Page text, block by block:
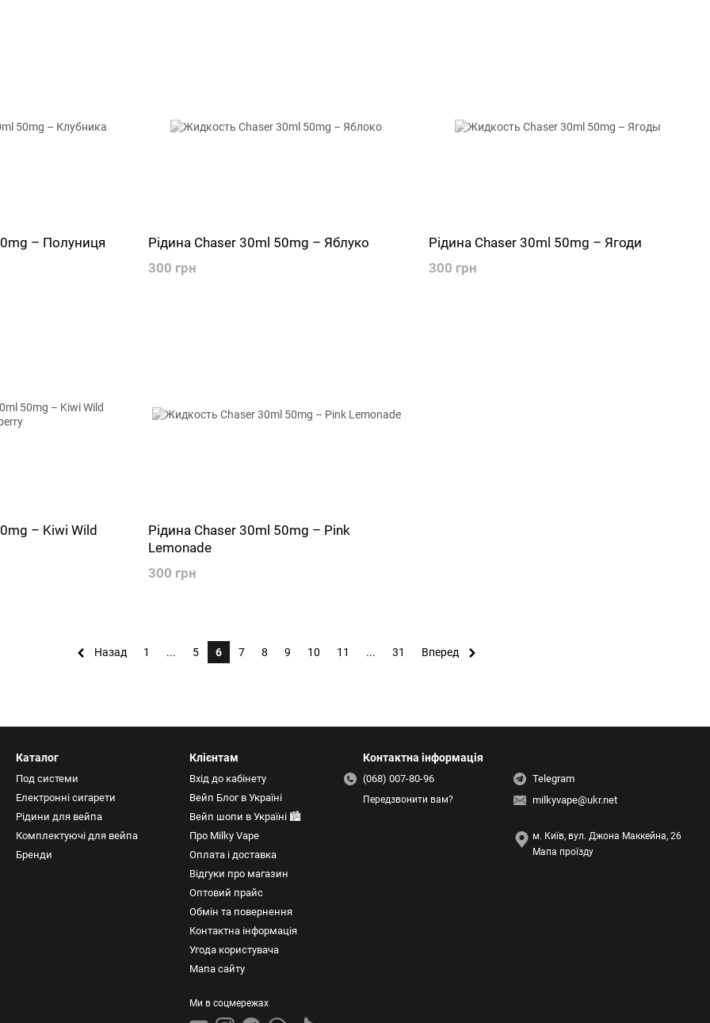
– Полуниця
Рідина Chaser 30ml 50mg – Яблуко
300 грн
Рідина Chaser 30ml 50mg – Ягоди
300 грн
– Kiwi Wild
Рідина Chaser 30ml 50mg – Pink
Lemonade
300 грн
Назад 1 ... 5 6 7 8 9 10 11 ... 31 Вперед
Каталог
Под системи
Електронні сигарети
Рідини для вейпа
Комплектуючі для вейпа
Бренди
Клієнтам
Вхід до кабінету
Вейп Блог в Україні
Вейп шопи в Україні 🏙️
Про Milky Vape
Оплата і доставка
Відгуки про магазин
Оптовий прайс
Обмін та повернення
Контактна інформація
Угода користувача
Мапа сайту
Ми в соцмережах
Контактна інформація
(068) 007-80-96
Передзвонити вам?
Telegram
milkyvape@ukr.net
м. Київ, вул. Джона Маккейна, 26
Мапа проїзду